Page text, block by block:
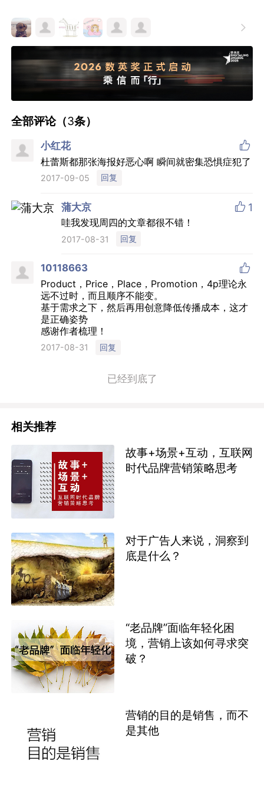

全部评论（3条）
小红花 
杜蕾斯都那张海报好恶心啊 瞬间就密集恐惧症犯了
2017-09-05 回复
蒲大京  1
哇我发现周四的文章都很不错！
2017-08-31 回复
10118663 
Product，Price，Place，Promotion，4p理论永
远不过时，而且顺序不能变。
基于需求之下，然后再用创意降低传播成本，这才
是正确姿势
感谢作者梳理！
2017-08-31 回复
已经到底了
相关推荐
故事+场景+互动，互联网
时代品牌营销策略思考
对于广告人来说，洞察到
底是什么？
“老品牌”面临年轻化困
境，营销上该如何寻求突
破？
营销的目的是销售，而不
是其他